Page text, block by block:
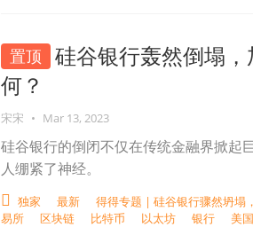
置顶
硅谷银行轰然倒塌
何？
宋宋 • Mar 13, 2023
硅谷银行的倒闭不仅在传统金融界掀起
人绷紧了神经。
独家 最新 得得专题 | 硅谷银行骤然坍塌
易所
区块链 比特币 以太坊 银行 美国